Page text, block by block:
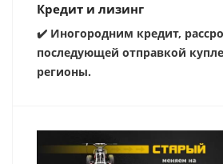
Кредит и лизинг
✔️ Иногородним кредит,
последующей отправкой
регионы.